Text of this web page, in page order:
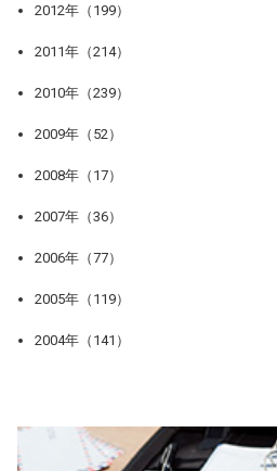
2012年（199）
2011年（214）
2010年（239）
2009年（52）
2008年（17）
2007年（36）
2006年（77）
2005年（119）
2004年（141）